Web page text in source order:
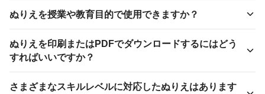
ぬりえを授業や教育目的で使用できますか？
ぬりえを印刷またはPDFでダウンロードするにはどう
すればいいですか？
さまざまなスキルレベルに対応したぬりえはあります